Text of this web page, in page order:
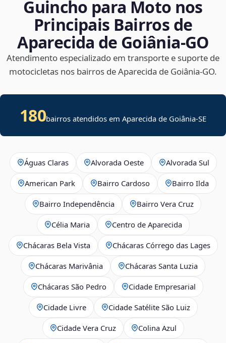
Guincho para Moto nos
Principais Bairros de
Aparecida de Goiânia‑GO
Atendimento especializado em transporte e suporte de
motocicletas nos bairros de Aparecida de Goiânia‑GO.
180bairros atendidos emAparecida de Goiânia-SE
Águas Claras Alvorada Oeste Alvorada Sul
American Park Bairro Cardoso Bairro Ilda
Bairro Independência Bairro Vera Cruz
Célia Maria Centro de Aparecida
Chácaras Bela Vista Chácaras Córrego das Lages
Chácaras Marivânia Chácaras Santa Luzia
Chácaras São Pedro Cidade Empresarial
Cidade Livre Cidade Satélite São Luiz
Cidade Vera Cruz Colina Azul